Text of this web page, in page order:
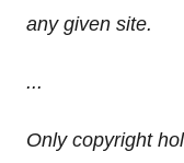
any given site.
...
Only copyright